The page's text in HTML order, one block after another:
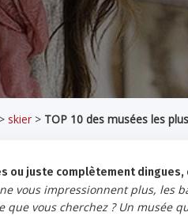
> skier > TOP 10 des musées les
ou juste complètement dingues,
vous impressionnent plus, les
que vous cherchez ? Un musée